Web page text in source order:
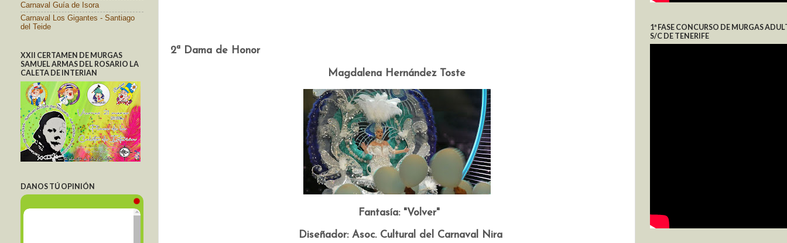
2ª Dama de Honor
Magdalena Hernández Toste
Fantasía: "Volver"
Diseñador: Asoc. Cultural del Carnaval Nira
Carnaval Guía de Isora
Carnaval Los Gigantes - Santiago
del Teide
XXII CERTAMEN DE MURGAS
SAMUEL ARMAS DEL ROSARIO LA
CALETA DE INTERIAN
DANOS TÚ OPINIÓN
1ª FASE CONCURSO DE MURGAS
S/C DE TENERIFE